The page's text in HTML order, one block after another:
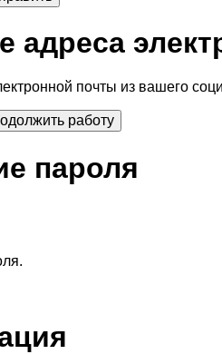
адреса
почты из вашего
пароля